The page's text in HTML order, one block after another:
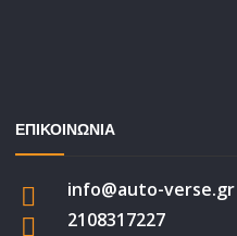
ΕΠΙΚΟΙΝΩΝΙΑ
info@auto-verse.gr
2108317227